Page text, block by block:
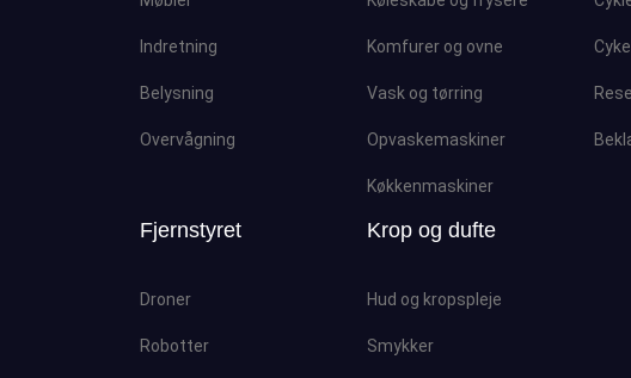
Indretning
Belysning
Overvågning
Komfurer og ovne
Vask og tørring
Opvaskemaskiner
Køkkenmaskiner
Fjernstyret
Droner
Robotter
Krop og dufte
Hud og kropspleje
Smykker